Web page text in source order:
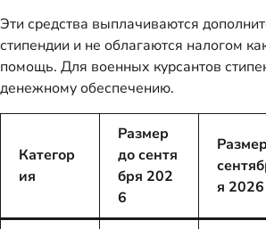
Эти средства выплачиваются
стипендии и не облагаются налогом
помощь. Для военных курсантов
денежному обеспечению.
Категор
ия
Размер
до сентя
бря 202
6
я 2026